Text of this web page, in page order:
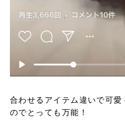
合わせるアイテム違いで可愛
のでとっても万能！